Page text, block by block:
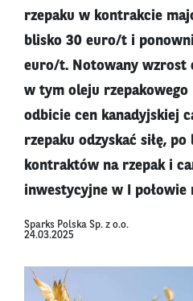
rzepaku w kontrakcie
blisko 30 euro/t i
euro/t. Notowany wzrost
w tym oleju rzepakowego
odbicie cen kanadyjskiej
rzepaku odzyskać siłę,
kontraktów na rzepak i
inwestycyjne w I połowie
Sparks Polska Sp. z o.o.
24.03.2025